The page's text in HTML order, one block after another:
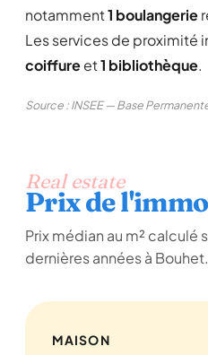
notamment1 boulangerie
Les services de proximité
coiffureet1 bibliothèque.
Source : INSEE — Base
Real estate
Prix de
Prix médian au m² calculé
dernières années à Bouhet.
MAISON